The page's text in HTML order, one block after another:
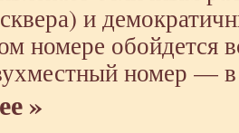
и
номере обойдется
номер —
»